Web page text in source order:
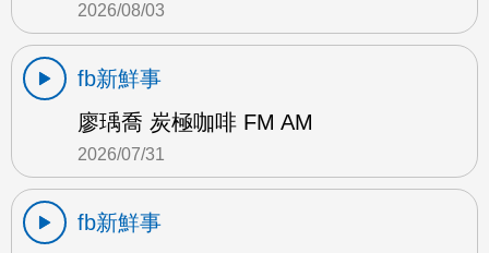
2026/08/03
fb新鮮事
廖瑀喬 炭極咖啡 FM AM
2026/07/31
fb新鮮事